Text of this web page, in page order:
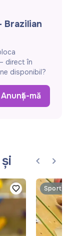
Brazilian
direct în
disponibil?
Anunță-mă
Sport și